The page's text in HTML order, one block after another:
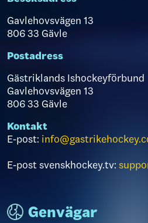
Gavlehovsvägen 13
806 33 Gävle
Postadress
Gästriklands Ishockeyförbund
Gavlehovsvägen 13
806 33 Gävle
Kontakt
E-post:
E-post svenskhockey.tv:
Genvägar